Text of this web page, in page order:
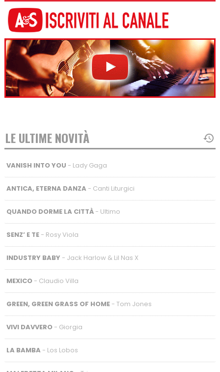
LE ULTIME NOVITÀ
VANISH INTO YOU - Lady Gaga
ANTICA, ETERNA DANZA - Canti Liturgici
QUANDO DORME LA CITTÀ- Ultimo
SENZ’ E TE- Rosy Viola
INDUSTRY BABY - Jack Harlow & Lil Nas X
MEXICO- Claudio Villa
GREEN, GREEN GRASS OF HOME- Tom Jones
VIVI DAVVERO- Giorgia
LA BAMBA - Los Lobos